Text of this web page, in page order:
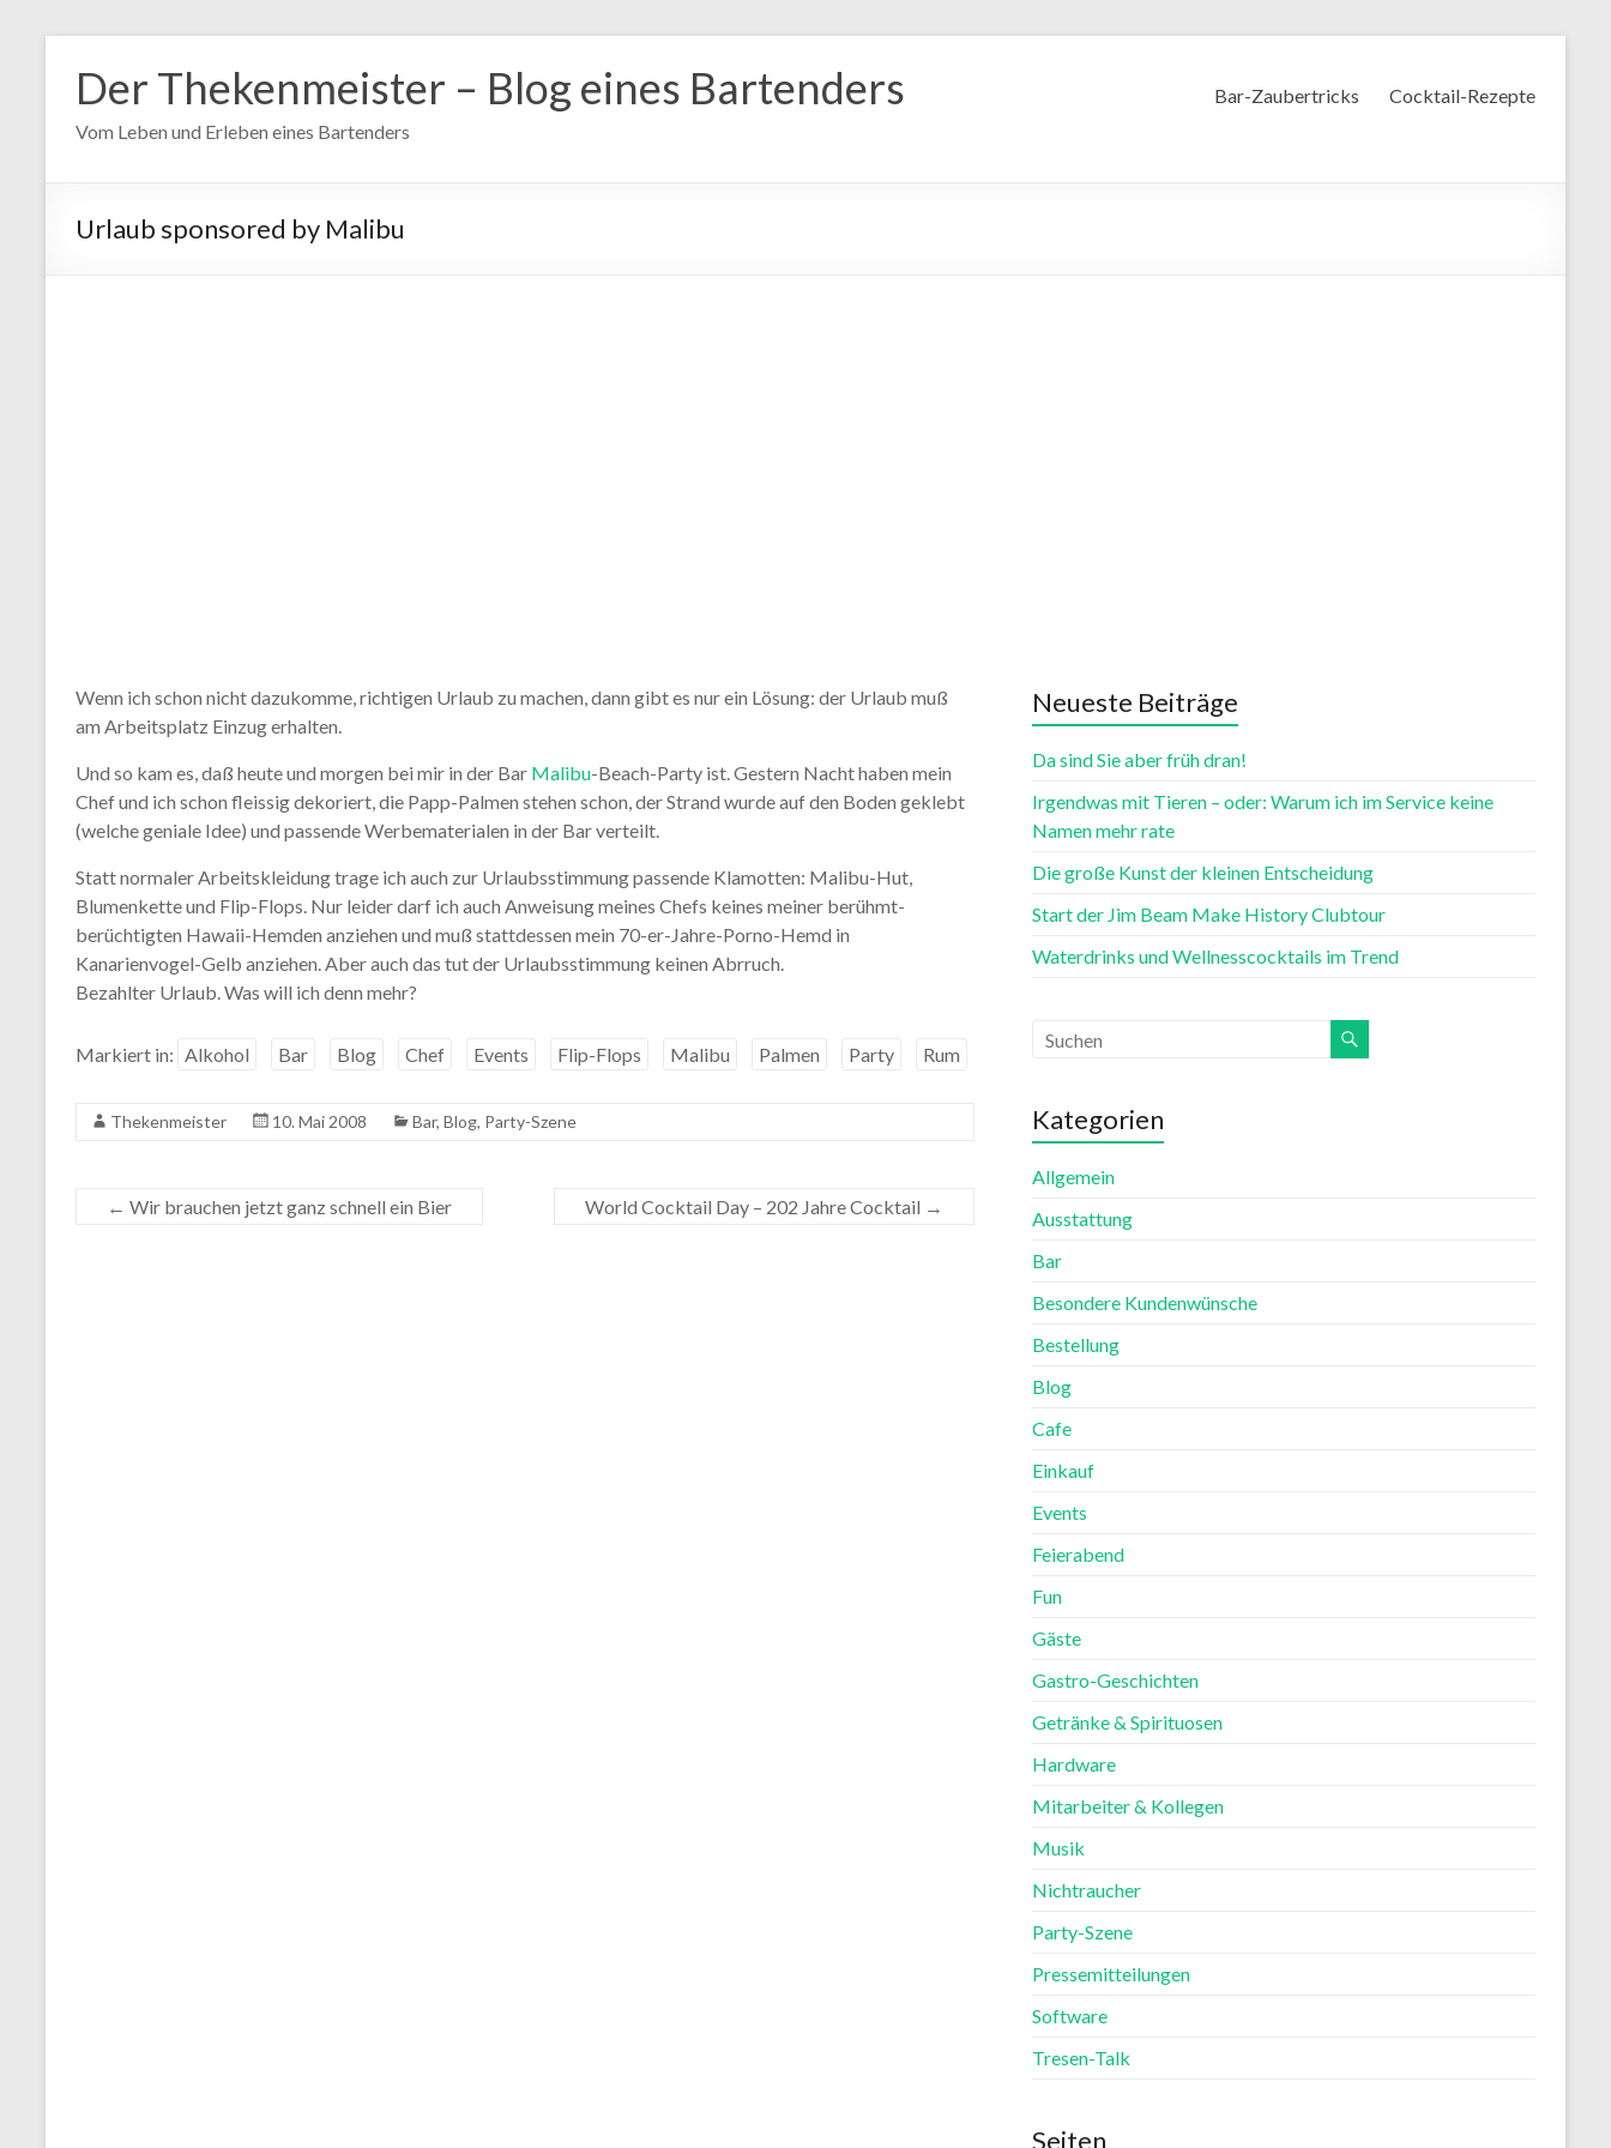
Inhalt
springen
Der Thekenmeister – Blog eines Bartenders
Vom Leben und Erleben eines Bartenders
Bar-Zaubertricks Cocktail-Rezepte
Urlaub sponsored by Malibu
Wenn ich schon nicht dazukomme, richtigen Urlaub zu machen, dann gibt es nur ein Lösung: der Urlaub muß
am Arbeitsplatz Einzug erhalten.
Und so kam es, daß heute und morgen bei mir in der Bar Malibu-Beach-Party ist. Gestern Nacht haben mein
Chef und ich schon fleissig dekoriert, die Papp-Palmen stehen schon, der Strand wurde auf den Boden geklebt
(welche geniale Idee) und passende Werbematerialen in der Bar verteilt.
Statt normaler Arbeitskleidung trage ich auch zur Urlaubsstimmung passende Klamotten: Malibu-Hut,
Blumenkette und Flip-Flops. Nur leider darf ich auch Anweisung meines Chefs keines meiner berühmt-
berüchtigten Hawaii-Hemden anziehen und muß stattdessen mein 70-er-Jahre-Porno-Hemd in
Kanarienvogel-Gelb anziehen. Aber auch das tut der Urlaubsstimmung keinen Abrruch.
Bezahlter Urlaub. Was will ich denn mehr?
Markiert in: Alkohol Bar Blog Chef Events Flip-Flops Malibu Palmen Party Rum
Thekenmeister 10. Mai 2008 Bar, Blog, Party-Szene
← Wir brauchen jetzt ganz schnell ein Bier World Cocktail Day – 202 Jahre Cocktail →
Neueste Beiträge
Da sind Sie aber früh dran!
Irgendwas mit Tieren – oder: Warum ich im Service keine
Namen mehr rate
Die große Kunst der kleinen Entscheidung
Start der Jim Beam Make History Clubtour
Waterdrinks und Wellnesscocktails im Trend
Kategorien
Allgemein
Ausstattung
Bar
Besondere Kundenwünsche
Bestellung
Blog
Cafe
Einkauf
Events
Feierabend
Fun
Gäste
Gastro-Geschichten
Getränke & Spirituosen
Hardware
Mitarbeiter & Kollegen
Musik
Nichtraucher
Party-Szene
Pressemitteilungen
Software
Tresen-Talk
Seiten